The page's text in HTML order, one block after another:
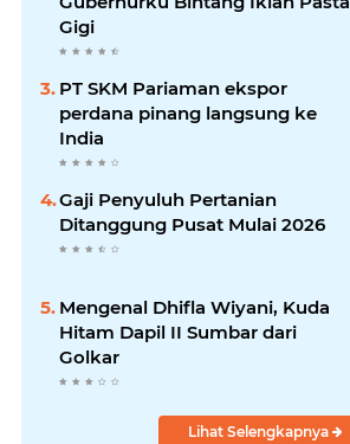
Gigi
PT SKM Pariaman ekspor
perdana pinang langsung ke
India
Gaji Penyuluh Pertanian
Ditanggung Pusat Mulai 2026
Mengenal Dhifla Wiyani, Kuda
Hitam Dapil II Sumbar dari
Golkar
Lihat Selengkapnya